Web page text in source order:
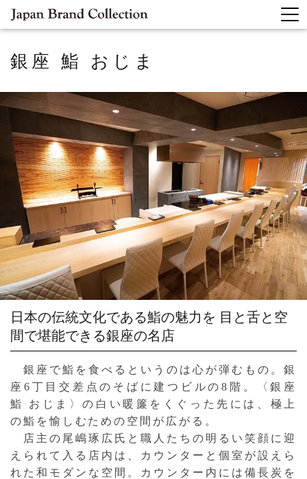
銀座 鮨 おじま
日本の伝統文化である鮨の魅力を 目と舌と空
間で堪能できる銀座の名店
銀座で鮨を食べるというのは心が弾むもの。銀
座6丁目交差点のそばに建つビルの8階。〈銀座
鮨 おじま〉の白い暖簾をくぐった先には、極上
の鮨を愉しむための空間が広がる。
店主の尾嶋琢広氏と職人たちの明るい笑顔に迎
えられて入る店内は、カウンターと個室が設えら
れた和モダンな空間。カウンター内には備長炭を